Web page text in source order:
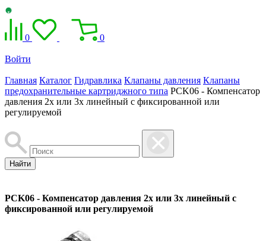
0 0
Войти
Главная Каталог Гидравлика Клапаны давления Клапаны
предохранительные картриджного типа PCK06 - Компенсатор
давления 2х или 3х линейный с фиксированной или
регулируемой
Найти
PCK06 - Компенсатор давления 2х или 3х линейный с
фиксированной или регулируемой